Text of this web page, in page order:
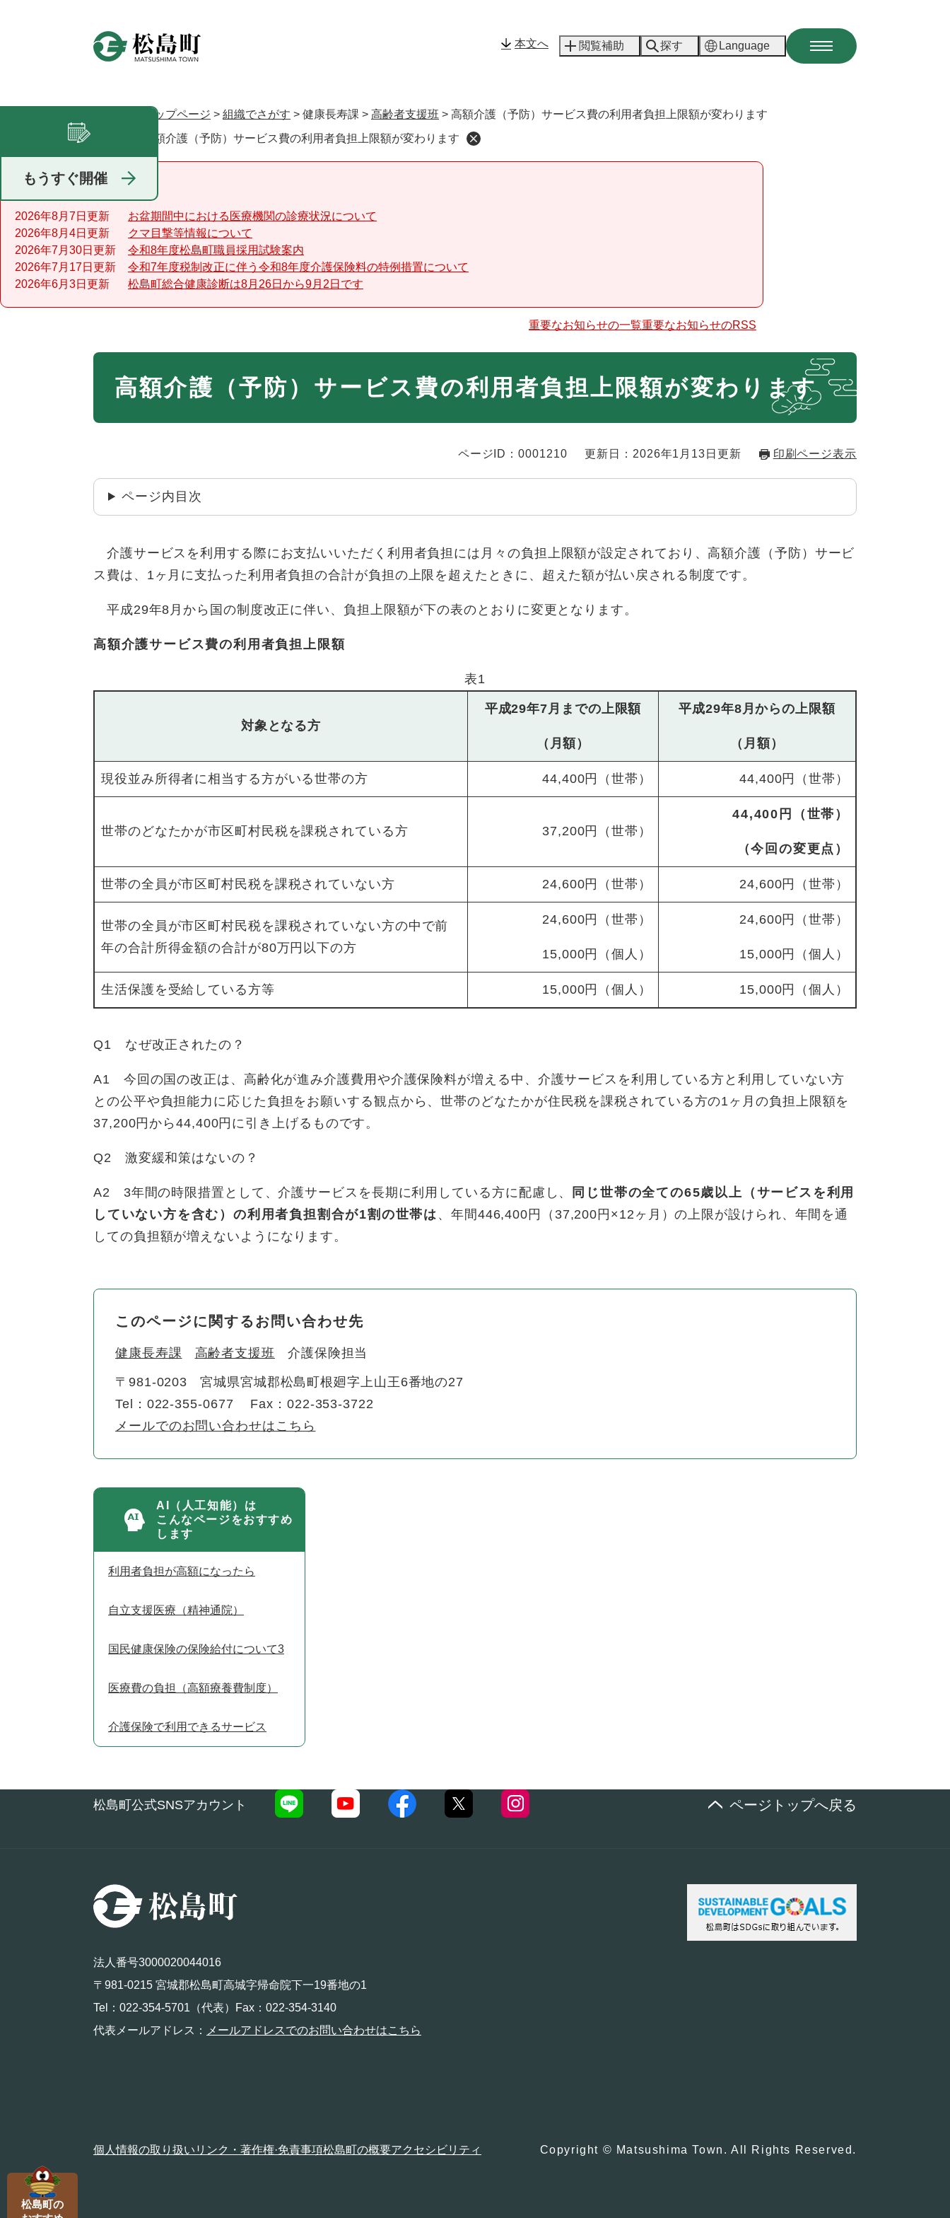
で
本文へ 閲覧補助 探す Language
トップページ > 組織でさがす > 健康長寿課 > 高齢者支援班 > 高額介護（予防）サービス費の利用者負担上限額が変わります
高額介護（予防）サービス費の利用者負担上限額が変わります
重要なお知らせ
2026年8月7日更新
お盆期間中における医療機関の診療状況について
2026年8月4日更新
クマ目撃等情報について
2026年7月30日更新
令和8年度松島町職員採用試験案内
2026年7月17日更新
令和7年度税制改正に伴う令和8年度介護保険料の特例措置について
2026年6月3日更新
松島町総合健康診断は8月26日から9月2日です
重要なお知らせの一覧重要なお知らせのRSS
高額介護（予防）サービス費の利用者負担上限額が変わります
ページID：0001210 更新日：2026年1月13日更新 印刷ページ表示
ページ内目次
介護サービスを利用する際にお支払いいただく利用者負担には月々の負担上限額が設定されており、高額介護（予防）サービ
ス費は、1ヶ月に支払った利用者負担の合計が負担の上限を超えたときに、超えた額が払い戻される制度です。
平成29年8月から国の制度改正に伴い、負担上限額が下の表のとおりに変更となります。
高額介護サービス費の利用者負担上限額
表1
対象となる方
平成29年7月までの上限額
（月額）
平成29年8月からの上限額
（月額）
現役並み所得者に相当する方がいる世帯の方 44,400円（世帯） 44,400円（世帯）
世帯のどなたかが市区町村民税を課税されている方 37,200円（世帯）
44,400円（世帯）
（今回の変更点）
世帯の全員が市区町村民税を課税されていない方 24,600円（世帯） 24,600円（世帯）
世帯の全員が市区町村民税を課税されていない方の中で前
年の合計所得金額の合計が80万円以下の方
24,600円（世帯）
15,000円（個人）
24,600円（世帯）
15,000円（個人）
生活保護を受給している方等 15,000円（個人） 15,000円（個人）
Q1 なぜ改正されたの？
A1 今回の国の改正は、高齢化が進み介護費用や介護保険料が増える中、介護サービスを利用している方と利用していない方
との公平や負担能力に応じた負担をお願いする観点から、世帯のどなたかが住民税を課税されている方の1ヶ月の負担上限額を
37,200円から44,400円に引き上げるものです。
Q2 激変緩和策はないの？
A2 3年間の時限措置として、介護サービスを長期に利用している方に配慮し、
同じ世帯の全ての65歳以上（サービスを利用
していない方を含む）の利用者負担割合が1割の世帯は 、年間446,400円（37,200円×12ヶ月）の上限が設けられ、年間を通
しての負担額が増えないようになります。
このページに関するお問い合わせ先
健康長寿課 高齢者支援班 介護保険担当
〒981-0203
宮城県宮城郡松島町根廻字上山王6番地の27
Tel：022-355-0677
Fax：022-353-3722
メールでのお問い合わせはこちら
もうすぐ開催
AI（人工知能）は
こんなページをおすすめ
します
利用者負担が高額になったら
自立支援医療（精神通院）
国民健康保険の保険給付について3
医療費の負担（高額療養費制度）
介護保険で利用できるサービス
松島町公式SNSアカウント ページトップへ戻る
法人番号3000020044016
〒981-0215 宮城郡松島町高城字帰命院下一19番地の1
Tel：022-354-5701（代表）Fax：022-354-3140
代表メールアドレス：
メールアドレスでのお問い合わせはこちら
個人情報の取り扱い リンク・著作権·免責事項松島町の概要アクセシビリティ Copyright © Matsushima Town. All Rights Reserved.
松島町の